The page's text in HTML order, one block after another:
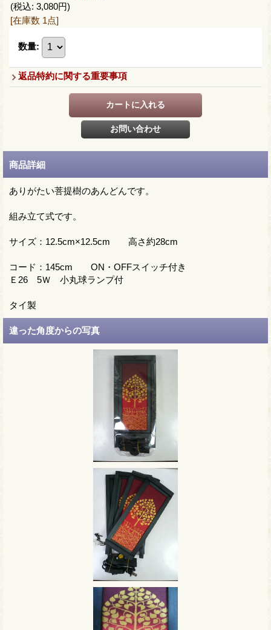
(税込: 3,080円)
[在庫数 1点]
数量:
返品特約に関する重要事項
商品詳細
ありがたい菩提樹のあんどんです。
組み立て式です。
サイズ：12.5cm×12.5cm 高さ約28cm
コード：145cm ON・OFFスイッチ付き
Ｅ26 5Ｗ 小丸球ランプ付
タイ製
違った角度からの写真